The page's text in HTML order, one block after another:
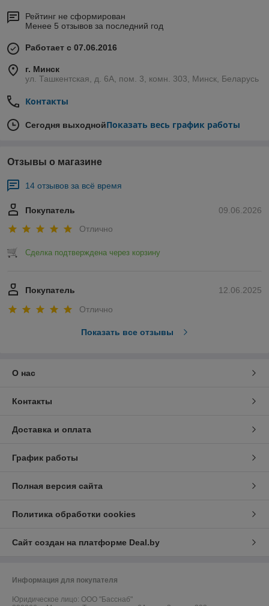
Рейтинг не сформирован
Менее 5 отзывов за последний год
Работает с 07.06.2016
г. Минск
ул. Ташкентская, д. 6А, пом. 3, комн. 303, Минск, Беларусь
Контакты
Сегодня выходнойПоказать весь график работы
Отзывы о магазине
14 отзывов за всё время
09.06.2026
Покупатель
Отлично
Сделка подтверждена через корзину
12.06.2025
Покупатель
Отлично
Показать все отзывы
О нас
Контакты
Доставка и оплата
График работы
Полная версия сайта
Политика обработки cookies
Сайт создан на платформе Deal.by
Информация для покупателя
Юридическое лицо: ООО "Басснаб"